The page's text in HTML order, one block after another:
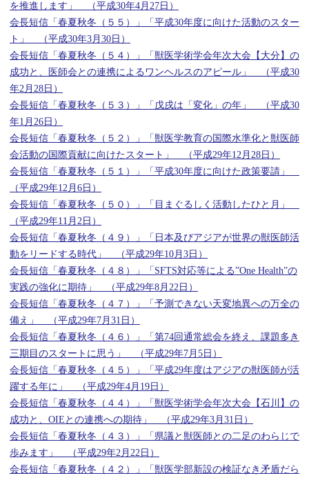
を推進します」 （平成30年4月27日）
会長短信「春夏秋冬（５５）」「平成30年度に向けた活動のスター
ト」 （平成30年3月30日）
会長短信「春夏秋冬（５４）」「獣医学術学会年次大会【大分】の
成功と、医師会との連携によるワンヘルスのアピール」 （平成30
年2月28日）
会長短信「春夏秋冬（５３）」「戊戌は「変化」の年」 （平成30
年1月26日）
会長短信「春夏秋冬（５２）」「獣医学教育の国際水準化と獣医師
会活動の国際貢献に向けたスタート」 （平成29年12月28日）
会長短信「春夏秋冬（５１）」「平成30年度に向けた政策要請」
（平成29年12月6日）
会長短信「春夏秋冬（５０）」「目まぐるしく活動したひと月」
（平成29年11月2日）
会長短信「春夏秋冬（４９）」「日本及びアジアが世界の獣医師活
動をリードする時代」 （平成29年10月3日）
会長短信「春夏秋冬（４８）」「SFTS対応等による”One Health”の
実践の強化に期待」 （平成29年8月22日）
会長短信「春夏秋冬（４７）」「予測できない天変地異への万全の
備え」 （平成29年7月31日）
会長短信「春夏秋冬（４６）」「第74回通常総会を終え、課題多き
三期目のスタートに思う」 （平成29年7月5日）
会長短信「春夏秋冬（４５）」「平成29年度はアジアの獣医師が活
躍する年に」 （平成29年4月19日）
会長短信「春夏秋冬（４４）」「獣医学術学会年次大会【石川】の
成功と、OIEとの連携への期待」 （平成29年3月31日）
会長短信「春夏秋冬（４３）」「県議と獣医師との二足のわらじで
歩みます」 （平成29年2月22日）
会長短信「春夏秋冬（４２）」「獣医学部新設の検証なき矛盾だら